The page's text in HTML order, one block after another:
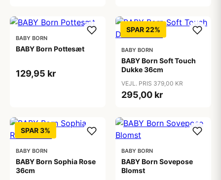
BABY BORN
BABY Born Pottesæt
129,95 kr
SPAR 22%
BABY BORN
BABY Born Soft Touch
Dukke 36cm
VEJL. PRIS 379,00 KR
295,00 kr
SPAR 3%
BABY BORN
BABY Born Sophia Rose
36cm
BABY BORN
BABY Born Sovepose
Blomst